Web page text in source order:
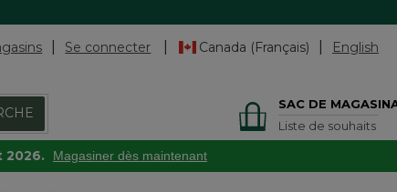
Se connecter Canada (Français) English
SAC DE
Liste de souhaits
2026. Magasiner dès maintenant